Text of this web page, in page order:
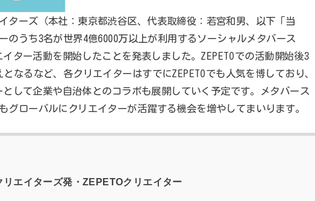
ターズ（本社：東京都渋谷区、代表取締役：若宮和男、以下「当
のうち3名が世界4億6000万以上が利用するソーシャルメタバース
イター活動を開始したことを発表しました。ZEPETOでの活動開始後3
なるなど、各クリエイターはすでにZEPETOでも人気を博しており、
として企業や自治体とのコラボも展開していく予定です。メタバース
グローバルにクリエイターが活躍する機会を増やしてまいります。
リエイターズ発・ZEPETOクリエイター